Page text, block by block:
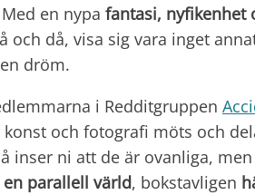
en nypa fantasi, nyfikenhet
och då, visa sig vara inget
dröm.
i Redditgruppen
och fotografi möts och
inser ni att de är ovanliga,
parallell värld, bokstavligen